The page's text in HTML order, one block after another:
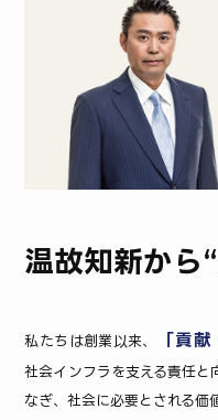
温故知新から
私たちは創業以来、 「貢
社会インフラを支える責任と
なぎ、社会に必要とされる価